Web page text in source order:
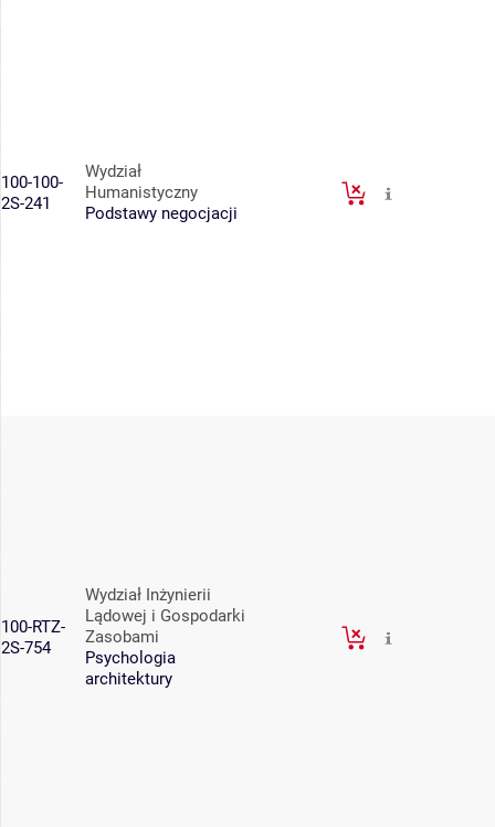
100-100-
2S-241
Wydział
Humanistyczny
Podstawy negocjacji
100-RTZ-
2S-754
Wydział Inżynierii
Lądowej i Gospodarki
Zasobami
Psychologia
architektury